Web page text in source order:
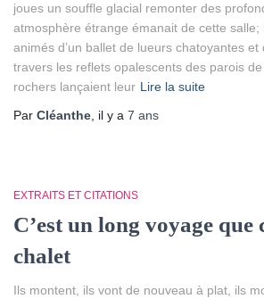
joues un souffle glacial remonter des
atmosphère étrange émanait de cette salle;
animés d’un ballet de lueurs chatoyantes et
travers les reflets opalescents des parois
rochers lançaient leur Lire la suite
Par Cléanthe , il y a 7 ans
EXTRAITS ET CITATIONS
C’est un long voyage que
chalet
Ils montent, ils vont de nouveau à plat, ils